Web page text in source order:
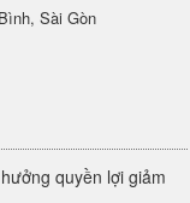
Sài Gòn
quyền lợi giảm